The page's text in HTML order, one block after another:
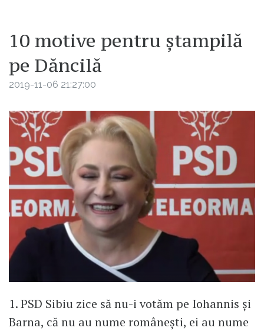
10 motive pentru ștampilă
pe Dăncilă
2019-11-06 21:27:00
1. PSD Sibiu zice să nu-i votăm pe Iohannis și
Barna, că nu au nume românești, ei au nume